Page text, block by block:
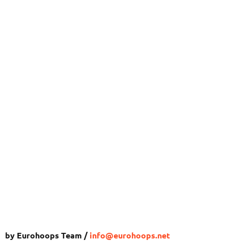
by Eurohoops Team /info@eurohoops.net